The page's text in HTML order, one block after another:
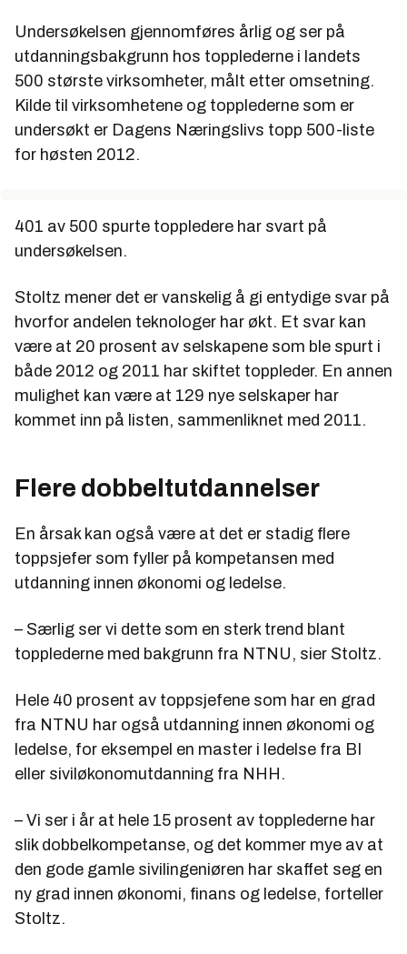
Undersøkelsen gjennomføres årlig og ser på
utdanningsbakgrunn hos topplederne i landets
500 største virksomheter, målt etter omsetning.
Kilde til virksomhetene og topplederne som er
undersøkt er Dagens Næringslivs topp 500-liste
for høsten 2012.
401 av 500 spurte toppledere har svart på
undersøkelsen.
Stoltz mener det er vanskelig å gi entydige svar på
hvorfor andelen teknologer har økt. Et svar kan
være at 20 prosent av selskapene som ble spurt i
både 2012 og 2011 har skiftet toppleder. En annen
mulighet kan være at 129 nye selskaper har
kommet inn på listen, sammenliknet med 2011.
Flere dobbeltutdannelser
En årsak kan også være at det er stadig flere
toppsjefer som fyller på kompetansen med
utdanning innen økonomi og ledelse.
– Særlig ser vi dette som en sterk trend blant
topplederne med bakgrunn fra NTNU, sier Stoltz.
Hele 40 prosent av toppsjefene som har en grad
fra NTNU har også utdanning innen økonomi og
ledelse, for eksempel en master i ledelse fra BI
eller siviløkonomutdanning fra NHH.
– Vi ser i år at hele 15 prosent av topplederne har
slik dobbelkompetanse, og det kommer mye av at
den gode gamle sivilingeniøren har skaffet seg en
ny grad innen økonomi, finans og ledelse, forteller
Stoltz.